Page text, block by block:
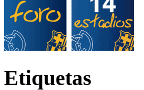
Etiquetas